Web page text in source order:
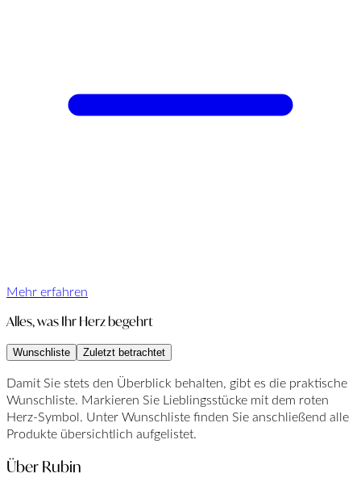
Mehr erfahren
Alles, was Ihr Herz begehrt
Wunschliste Zuletzt betrachtet
Damit Sie stets den Überblick behalten, gibt es die praktische
Wunschliste. Markieren Sie Lieblingsstücke mit dem roten
Herz-Symbol. Unter Wunschliste finden Sie anschließend alle
Produkte übersichtlich aufgelistet.
Über Rubin